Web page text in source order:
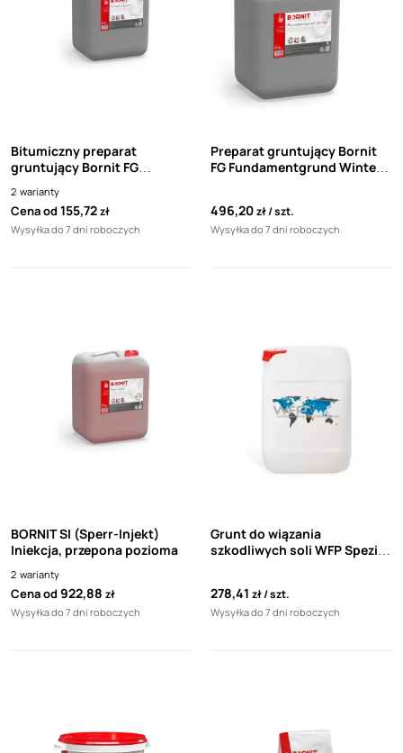
Bitumiczny preparat
gruntujący Bornit FG
2 warianty
Cena od155,72zł
Wysyłka do 7 dni roboczych
Preparat gruntujący Bornit
FG Fundamentgrund Winter
496,20zł szt.
Wysyłka do 7 dni roboczych
BORNIT SI (Sperr-Injekt)
Iniekcja, przepona pozioma
2 warianty
Cena od922,88 zł
Wysyłka do 7 dni roboczych
Grunt do wiązania
szkodliwych soli WFP Spezial
278,41 zł szt.
Wysyłka do 7 dni roboczych